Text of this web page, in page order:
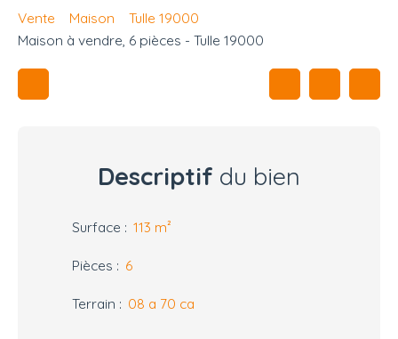
Vente Maison
Tulle 19000
Maison à vendre, 6 pièces - Tulle 19000
Descriptif du bien
Surface : 113 m²
Pièces : 6
Terrain : 08 a 70 ca